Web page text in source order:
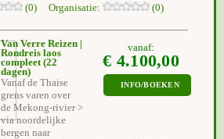
(0) Organisatie: (0)
vanaf:
€ 4.100,00
INFO/BOEKEN
Van Verre Reizen |
Rondreis laos
compleet(22
dagen)
Vanaf de Thaise
grens varen over
de Mekong-rivier >
via noordelijke
bergen naar